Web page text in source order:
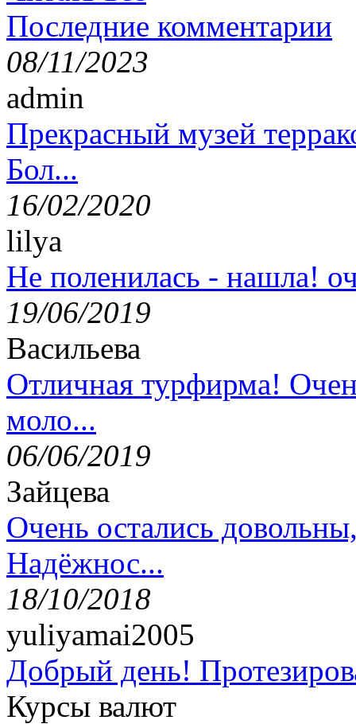
Последние комментарии
08/11/2023
admin
Прекрасный музей
Бол...
16/02/2020
lilya
Не поленилась - нашла!
19/06/2019
Васильева
Отличная турфирма!
моло...
06/06/2019
Зайцева
Очень остались
Надёжнос...
18/10/2018
yuliyamai2005
Добрый день!
Курсы валют